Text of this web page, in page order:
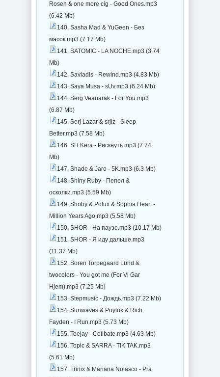
Rosen & one more cig - Good Ones.mp3
(6.42 Mb)
140. Sasha Mad & YuGeen - Без
масок.mp3 (7.17 Mb)
141. SATOMIC - LA NOCHE.mp3 (3.74
Mb)
142. Savladis - Rewind.mp3 (4.83 Mb)
143. Saya Musa - sUv.mp3 (6.24 Mb)
144. Serg Veanarak - For You.mp3
(6.87 Mb)
145. Serj Lazar & srjlz - Sleep
Better.mp3 (7.58 Mb)
146. SH Kera - Рискнуть.mp3 (7.74
Mb)
147. Shade & Jaro - 5K.mp3 (6.3 Mb)
148. Shiny Ruby - Пепел &
осколки.mp3 (5.59 Mb)
149. Shoby & Polux & Sophia Heart -
Million Years Ago.mp3 (5.58 Mb)
150. SHOR - На паузе.mp3 (10.17 Mb)
151. SHOR - Я иду дальше.mp3
(11.37 Mb)
152. Soren Torpegaard Lund &
twocolors - You got me (For Vi Gar
Hjem).mp3 (7.25 Mb)
153. Stepmusic - Дождь.mp3 (7.22 Mb)
154. Sunwaves & Poylux & Rich
Fayden - I Run.mp3 (5.73 Mb)
155. Teejay - Celibate.mp3 (4.63 Mb)
156. Topic & SARRA - TIK TAK.mp3
(5.61 Mb)
157. Trinix & Mariana Nolasco - Pra